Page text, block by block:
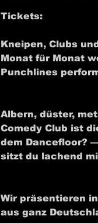
Tickets:
Kneipen, Clubs
Monat für Monat
Punchlines
Albern, düster,
Comedy Club ist
dem Dancefloor?
sitzt du lachend
Wir präsentieren
aus ganz